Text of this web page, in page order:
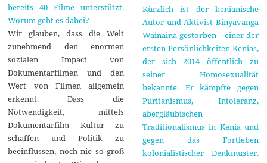
bereits 40 Filme unterstützt.
Worum geht es dabei?
Wir glauben, dass die Welt
zunehmend den enormen
sozialen Impact von
Dokumentarfilmen und den
Wert von Filmen allgemein
erkennt. Dass die
Notwendigkeit, mittels
Dokumentarfilm Kultur zu
schaffen und Politik zu
beeinflussen, noch nie so groß
Kürzlich ist der kenianische
Autor und Aktivist Binyavanga
Wainaina gestorben – einer der
ersten Persönlichkeiten Kenias,
der sich 2014 öffentlich zu
seiner Homosexualität
bekannte. Er kämpfte gegen
Puritanismus, Intoleranz,
abergläubischen
Traditionalismus in Kenia und
gegen das Fortleben
kolonialistischer Denkmuster.